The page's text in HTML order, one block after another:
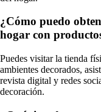
¿Cómo puedo
hogar con
Puedes visitar la tienda
ambientes decorados,
revista digital y redes
decoración.